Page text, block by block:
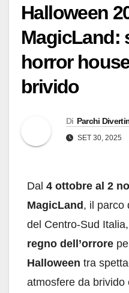
Halloween
MagicLand:
horror
brivido
Di Parchi
SET 30, 2025
Dal 4 ottobre al 2
MagicLand , il parco
del Centro-Sud
regno dell’orrore
Halloween tra
atmosfere da